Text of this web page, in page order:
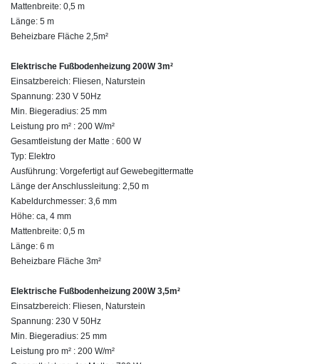
Mattenbreite: 0,5 m
Länge: 5 m
Beheizbare Fläche 2,5m²
Elektrische Fußbodenheizung 200W 3m²
Einsatzbereich: Fliesen, Naturstein
Spannung: 230 V 50Hz
Min. Biegeradius: 25 mm
Leistung pro m² : 200 W/m²
Gesamtleistung der Matte : 600 W
Typ: Elektro
Ausführung: Vorgefertigt auf Gewebegittermatte
Länge der Anschlussleitung: 2,50 m
Kabeldurchmesser: 3,6 mm
Höhe: ca, 4 mm
Mattenbreite: 0,5 m
Länge: 6 m
Beheizbare Fläche 3m²
Elektrische Fußbodenheizung 200W 3,5m²
Einsatzbereich: Fliesen, Naturstein
Spannung: 230 V 50Hz
Min. Biegeradius: 25 mm
Leistung pro m² : 200 W/m²